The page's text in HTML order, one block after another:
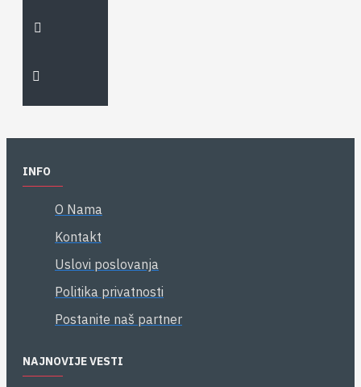
INFO
O Nama
Kontakt
Uslovi poslovanja
Politika privatnosti
Postanite naš partner
NAJNOVIJE VESTI